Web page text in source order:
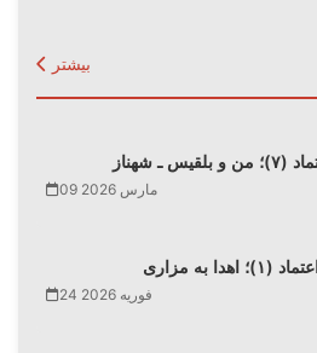
بیشتر
من و بلقیس ـ شهناز
09 مارس 2026
24 فوریه 2026